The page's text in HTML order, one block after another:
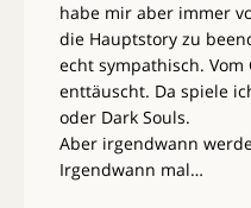
habe mir aber immer
die Hauptstory zu
echt sympathisch.
enttäuscht. Da spiele
oder Dark Souls.
Aber irgendwann
Irgendwann mal…